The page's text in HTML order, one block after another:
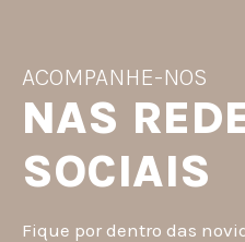
ACOMPANHE-NOS
NAS
SOCIAIS
Fique por dentro das